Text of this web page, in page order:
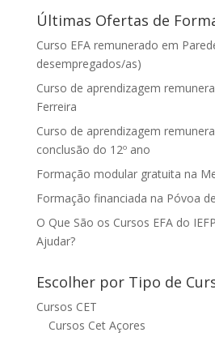
Últimas Ofertas de
Curso EFA remunerado em
desempregados/as)
Curso de aprendizagem
Ferreira
Curso de aprendizagem
conclusão do 12º ano
Formação modular gratuita na
Formação financiada na Póvoa
O Que São os Cursos EFA do
Ajudar?
Escolher por Tipo de
Cursos CET
Cursos Cet Açores